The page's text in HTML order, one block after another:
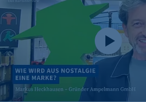
fe_typo_user
Anbieter:
Zweck:
Session-Cookie für die Verwaltung
Benutzer-Sessions (z. B. bei Login,
oder Formularen). Wird auch bei
Identifizierung verwendet.